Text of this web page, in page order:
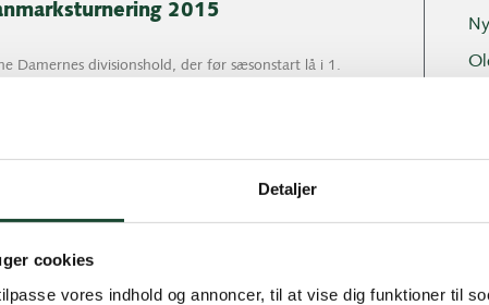
Detaljer
cookies
vores indhold og annoncer, til at vise dig funktioner til
2015
Damernes divisionshold, der før sæsonstart lå i 1.
2015
Damernes divisionshold, der før sæsonstart lå i 1.
modstandere i sæsonen 2015: